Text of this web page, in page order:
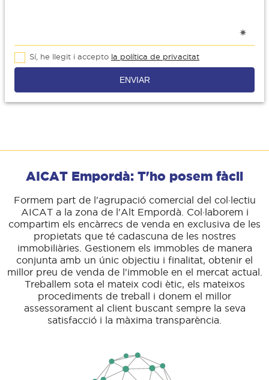
Sí, he llegit i accepto la política de privacitat
ENVIAR
AICAT Empordà: T'ho posem fàcil
Formem part de l'agrupació comercial del col·lectiu
AICAT a la zona de l'Alt Empordà. Col·laborem i
compartim els encàrrecs de venda en exclusiva de les
propietats que té cadascuna de les nostres
immobiliàries. Gestionem els immobles de manera
conjunta amb un únic objectiu i finalitat, obtenir el
millor preu de venda de l'immoble en el mercat actual.
Treballem sota el mateix codi ètic, els mateixos
procediments de treball i donem el millor
assessorament al client buscant sempre la seva
satisfacció i la màxima transparència.